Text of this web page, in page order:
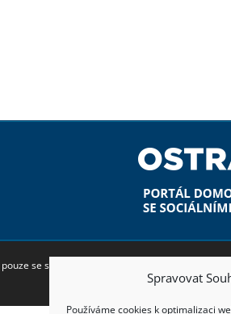
Spravovat
Používáme cookies k optimalizaci
se souhlasem Magistrátu města Ostravy.